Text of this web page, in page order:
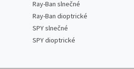
Ray-Ban slnečné
Ray-Ban dioptrické
SPY slnečné
SPY dioptrické